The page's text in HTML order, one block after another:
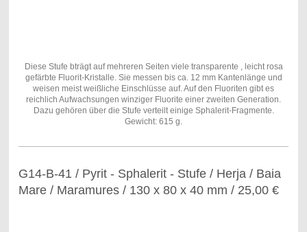
Diese Stufe bträgt auf mehreren Seiten viele transparente , leicht rosa
gefärbte Fluorit-Kristalle. Sie messen bis ca. 12 mm Kantenlänge und
weisen meist weißliche Einschlüsse auf. Auf den Fluoriten gibt es
reichlich Aufwachsungen winziger Fluorite einer zweiten Generation.
Dazu gehören über die Stufe verteilt einige Sphalerit-Fragmente.
Gewicht: 615 g.
G14-B-41 / Pyrit - Sphalerit - Stufe / Herja / Baia
Mare / Maramures / 130 x 80 x 40 mm / 25,00 €